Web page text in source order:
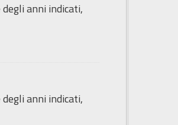
anni indicati,
anni indicati,